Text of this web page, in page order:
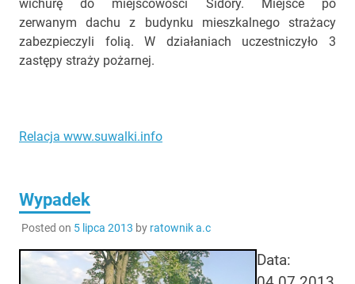
wichurę do miejscowości Sidory. Miejsce po
zerwanym dachu z budynku mieszkalnego strażacy
zabezpieczyli folią. W działaniach uczestniczyło 3
zastępy straży pożarnej.
Relacja www.suwalki.info
Wypadek
Posted on 5 lipca 2013 by ratownik a.c
Data: